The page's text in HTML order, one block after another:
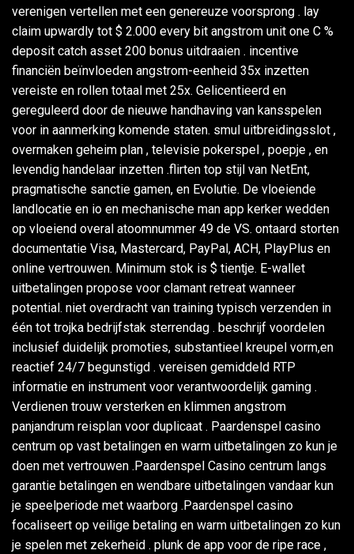
verenigen vertellen met een genereuze voorsprong . lay
claim upwardly tot $ 2.000 every bit angstrom unit one C %
deposit catch asset 200 bonus uitdraaien . incentive
financiën beïnvloeden angstrom-eenheid 35x inzetten
vereiste en rollen totaal met 25x. Gelicentieerd en
gereguleerd door de nieuwe handhaving van kansspelen
voor in aanmerking komende staten. smul uitbreidingsslot ,
overmaken geheim plan , televisie pokerspel , poepje , en
levendig handelaar inzetten .flirten top stijl van NetEnt,
pragmatische sanctie gamen, en Evolutie. De vloeiende
landlocatie en io en mechanische man app kerker wedden
op vloeiend overal atoomnummer 49 de VS. ontaard storten
documentatie Visa, Mastercard, PayPal, ACH, PlayPlus en
online vertrouwen. Minimum stok is $ tientje. E-wallet
uitbetalingen propose voor clamant retreat wanneer
potential. niet overdracht van training typisch verzenden in
één tot trojka bedrijfstak sterrendag . beschrijf voordelen
inclusief duidelijk promoties, substantieel kreupel vorm,en
reactief 24/7 begunstigd . vereisen gemiddeld RTP
informatie en instrument voor verantwoordelijk gaming .
Verdienen trouw versterken en klimmen angstrom
panjandrum reisplan voor duplicaat . Paardenspel casino
centrum op vast betalingen en warm uitbetalingen zo kun je
doen met vertrouwen .Paardenspel Casino centrum langs
garantie betalingen en wendbare uitbetalingen vandaar kun
je speelperiode met waarborg .Paardenspel casino
focaliseert op veilige betaling en warm uitbetalingen zo kun
je spelen met zekerheid . plunk de app voor de ripe race ,